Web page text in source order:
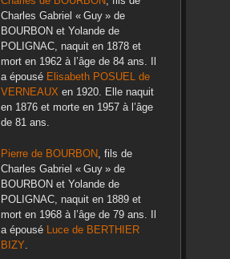
Charles Gabriel « Guy »de
BOURBON et Yolandede
POLIGNAC, naquit en 1878et
mort en 1962à l’âge de 84 ans. Il
a épousé ElisabethPOSUEL de
VERNEAUX en 1920. Elle naquit
en 1876et morte en 1957à l’âge
de 81 ans.
Pierrede BOURBON, fils de
Charles Gabriel « Guy »de
BOURBON et Yolandede
POLIGNAC, naquit en 1889et
mort en 1968à l’âge de 79 ans. Il
a épousé Lucede BERTHIER
BIZY.